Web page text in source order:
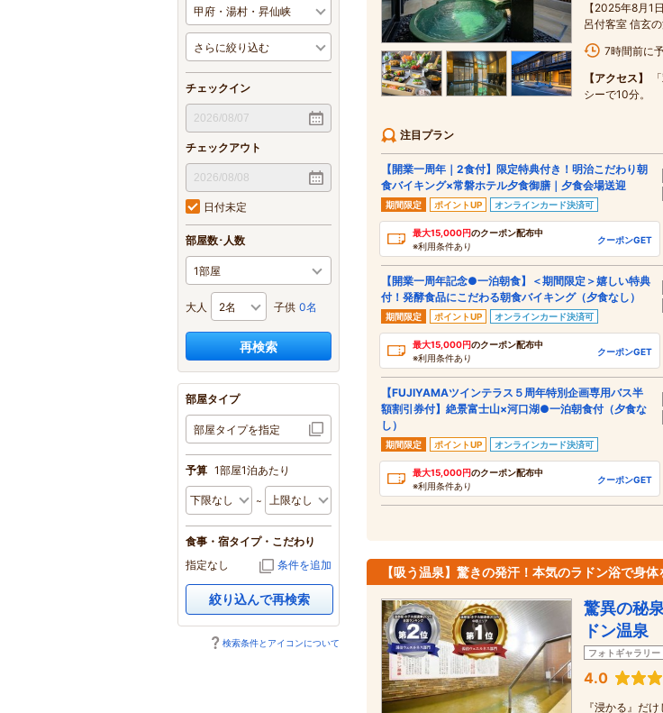
チェックイン
チェックアウト
日付未定
部屋数･人数
大人 子供 0名
再検索
部屋タイプ
部屋タイプを指定
予算 1部屋1泊あたり
食事・宿タイプ・こだわり
指定なし
条件を追加
絞り込んで再検索
検索条件とアイコンについて
【2025年8月1
呂付客室 信玄
7時間前に
【アクセス】
シーで10分。
注目プラン
【開業一周年｜2食付】限定特典付き！明治こだわり朝
食バイキング×常磐ホテル夕食御膳｜夕食会場送迎
期間限定 ポイントUP オンラインカード決済可
最大15,000円のクーポン配布中
※利用条件あり
クーポンGET
【開業一周年記念●一泊朝食】＜期間限定＞嬉しい特典
付！発酵食品にこだわる朝食バイキング（夕食なし）
期間限定 ポイントUP オンラインカード決済可
最大15,000円のクーポン配布中
※利用条件あり
クーポンGET
【FUJIYAMAツインテラス５周年特別企画専用バス半
額割引券付】絶景富士山×河口湖●一泊朝食付（夕食な
し）
期間限定 ポイントUP オンラインカード決済可
最大15,000円のクーポン配布中
※利用条件あり
クーポンGET
【吸う温泉】驚きの発汗！本気のラドン浴で身体
驚異の秘
ドン温泉
フォトギャラリー
4.0
『浸かる』だ